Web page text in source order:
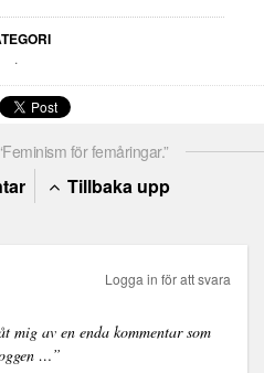
.
för femåringar.”
Tillbaka upp
mig av en enda kommentar som
…”
Logga in för att svara